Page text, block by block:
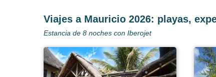
Viajes a Mauricio 2026: playas,
Estancia de 8 noches con Iberojet